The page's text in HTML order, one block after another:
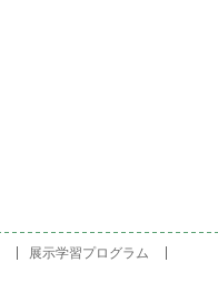
展示学習プログラム